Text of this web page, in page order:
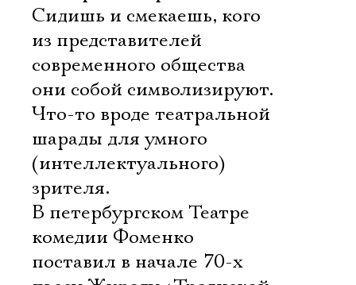
Сидишь и смекаешь, кого
из представителей
современного общества
они собой символизируют.
Что-то вроде театральной
шарады для умного
(интеллектуального)
зрителя.
В петербургском Театре
комедии Фоменко
поставил в начале 70-х